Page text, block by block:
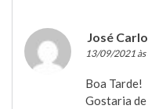
José
13/09/2021 às
Boa Tarde!
Gostaria de